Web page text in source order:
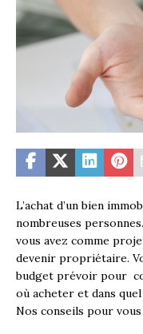
L’achat d’un bien
nombreuses
vous avez comme
devenir propriétaire.
budget prévoir pour
où acheter et dans
Nos conseils pour